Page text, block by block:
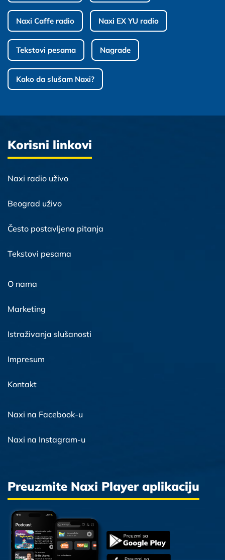
Naxi Caffe radio Naxi EX YU radio
Tekstovi pesama Nagrade
Kako da slušam Naxi?
Korisni linkovi
Naxi radio uživo
Beograd uživo
Često postavljena pitanja
Tekstovi pesama
O nama
Marketing
Istraživanja slušanosti
Impresum
Kontakt
Naxi na Facebook-u
Naxi na Instagram-u
Preuzmite Naxi Player aplikaciju